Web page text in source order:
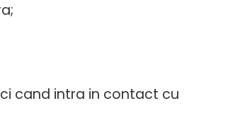
cand intra in contact cu